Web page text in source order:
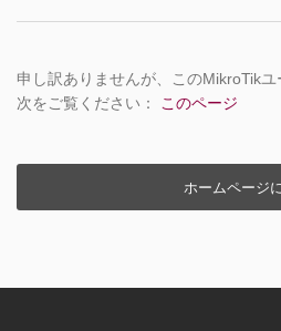
申し訳ありませんが、このMikroTikユ
次をご覧ください：
このページ
ホームページ